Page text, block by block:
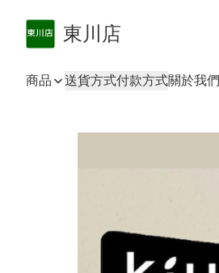
東川店
商品 送貨方式付款方式關於我們